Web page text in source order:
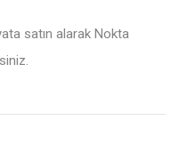
satın alarak Nokta